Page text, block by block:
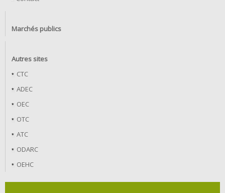
Marchés publics
Autres sites
CTC
ADEC
OEC
OTC
ATC
ODARC
OEHC